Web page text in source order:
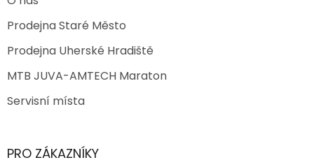
Prodejna Staré Město
Prodejna Uherské Hradiště
MTB JUVA-AMTECH Maraton
Servisní místa
PRO ZÁKAZNÍKY